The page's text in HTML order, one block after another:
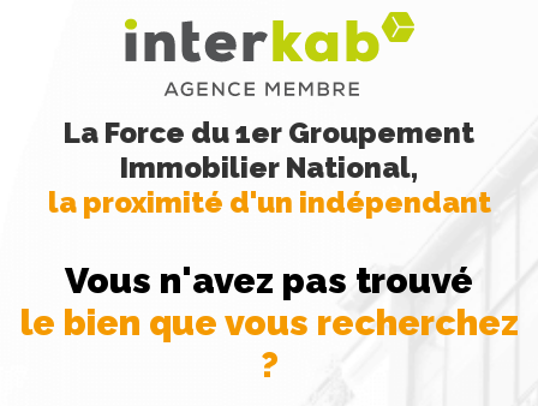
La Force du 1er Groupement
Immobilier National,
la proximité d'un indépendant
Vous n'avez pas trouvé
le bien que vous recherchez
?